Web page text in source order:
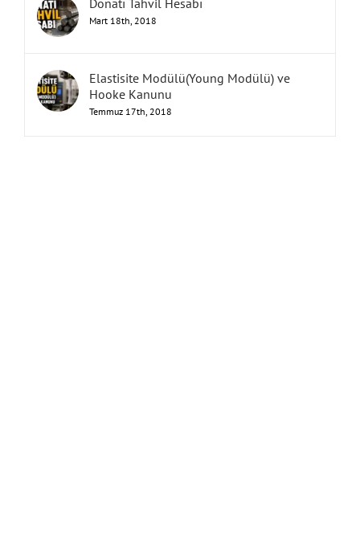
Donatı Tahvil Hesabı
Mart 18th, 2018
Elastisite Modülü(Young Modülü) ve
Hooke Kanunu
Temmuz 17th, 2018